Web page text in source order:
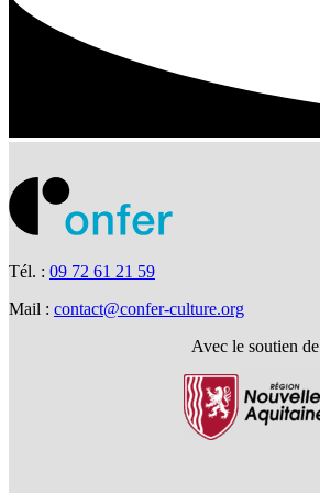
Tél. : 09 72 61 21 59
Mail : contact@confer-culture.org
Avec le soutien de